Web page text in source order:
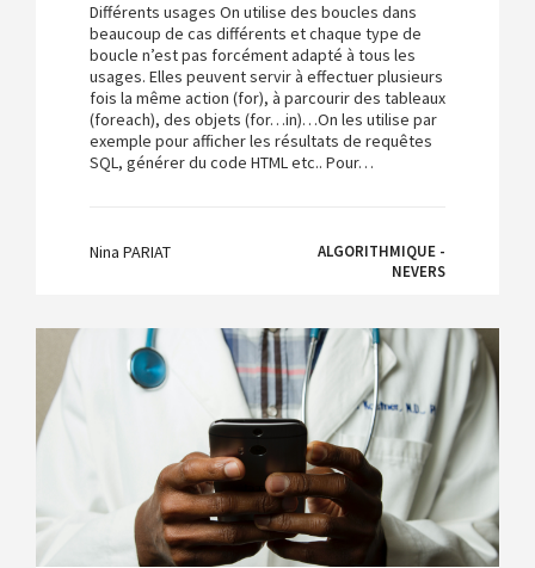
Différents usages On utilise des boucles dans
beaucoup de cas différents et chaque type de
boucle n’est pas forcément adapté à tous les
usages. Elles peuvent servir à effectuer plusieurs
fois la même action (for), à parcourir des tableaux
(foreach), des objets (for…in)…On les utilise par
exemple pour afficher les résultats de requêtes
SQL, générer du code HTML etc.. Pour…
Nina PARIAT
ALGORITHMIQUE -
NEVERS